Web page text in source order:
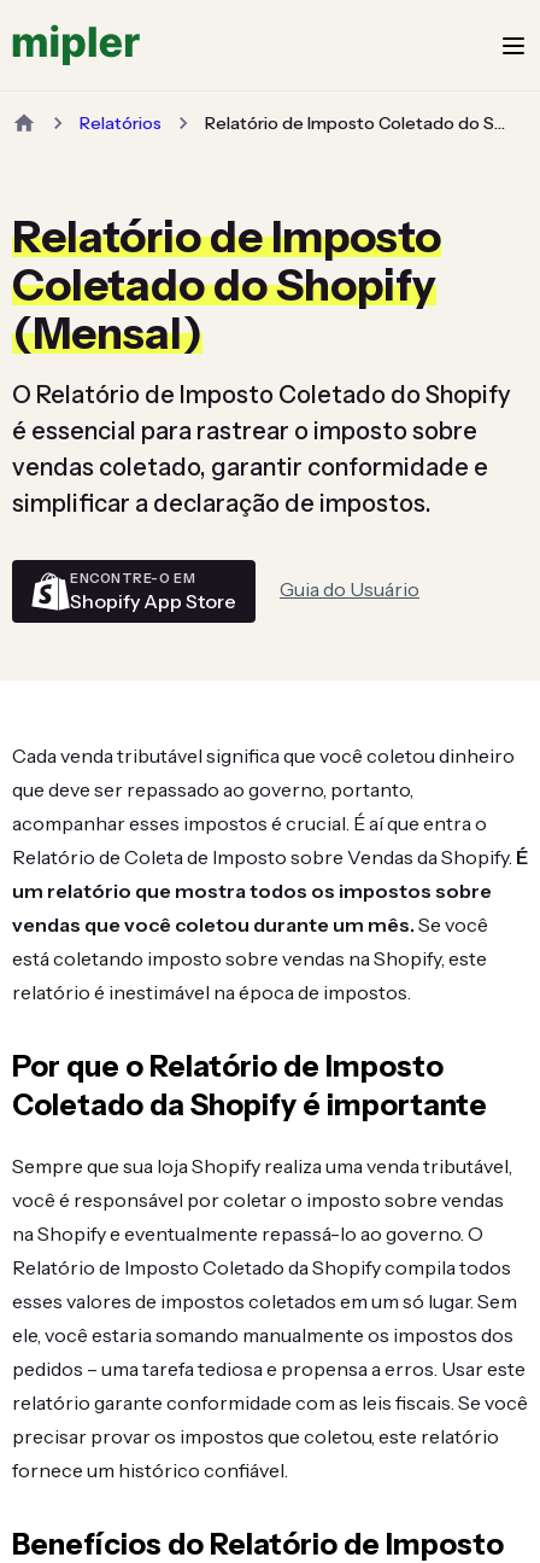
Relatórios Relatório de Imposto Coletado do Shopify (Mensal)
Relatório de Imposto
Coletado do Shopify
(Mensal)
O Relatório de Imposto Coletado do Shopify
é essencial para rastrear o imposto sobre
vendas coletado, garantir conformidade e
simplificar a declaração de impostos.
ENCONTRE-O EM
Shopify App Store Guia do Usuário
Cada venda tributável significa que você coletou dinheiro
que deve ser repassado ao governo, portanto,
acompanhar esses impostos é crucial. É aí que entra o
Relatório de Coleta de Imposto sobre Vendas da Shopify. É
um relatório que mostra todos os impostos sobre
vendas que você coletou durante um mês. Se você
está coletando imposto sobre vendas na Shopify, este
relatório é inestimável na época de impostos.
Por que o Relatório de Imposto
Coletado da Shopify é importante
Sempre que sua loja Shopify realiza uma venda tributável,
você é responsável por coletar o imposto sobre vendas
na Shopify e eventualmente repassá-lo ao governo. O
Relatório de Imposto Coletado da Shopify compila todos
esses valores de impostos coletados em um só lugar. Sem
ele, você estaria somando manualmente os impostos dos
pedidos – uma tarefa tediosa e propensa a erros. Usar este
relatório garante conformidade com as leis fiscais. Se você
precisar provar os impostos que coletou, este relatório
fornece um histórico confiável.
Benefícios do Relatório de Imposto